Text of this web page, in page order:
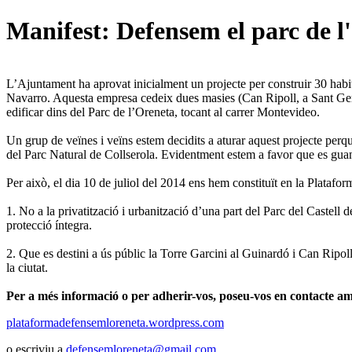
Manifest: Defensem el parc de
L’Ajuntament ha aprovat inicialment un projecte per construir 30
Navarro. Aquesta empresa cedeix dues masies (Can Ripoll, a Sant
edificar dins del Parc de l’Oreneta, tocant al carrer Montevideo.
Un grup de veïnes i veïns estem decidits a aturar aquest projecte
del Parc Natural de Collserola. Evidentment estem a favor que es
Per això, el dia 10 de juliol del 2014 ens hem constituït en la
1. No a la privatització i urbanització d’una part del Parc del Castell
protecció íntegra.
2. Que es destini a ús públic la Torre Garcini al Guinardó i Can
la ciutat.
Per a més informació o per adherir-vos, poseu-vos en contacte
plataformadefensemloreneta.wordpress.com
o escriviu a defensemloreneta@gmail.com